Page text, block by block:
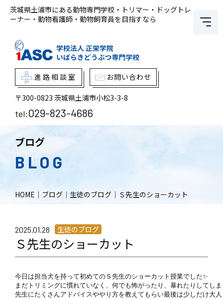
茨城県土浦市にある動物専門学校・トリマー・ドッグトレ
ーナー・動物看護師・動物飼育員を目指すなら
進路相談室 お問い合わせ
〒300-0823 茨城県土浦市小松3-3-8
tel:029-823-4686
ブログ
BLOG
HOME ｜ ブログ ｜ 生徒のブログ ｜ Ｓ先生のショーカット
2025.01.28 生徒のブログ
Ｓ先生のショーカット
今日は担当犬を持って初めてのＳ先生のショーカット授業でした✨
まだトリミングに慣れていなく、何でも怖がったり、暴れたりしてし
先生にたくさんアドバイスややり方を教えてもらい最後は少しだけ大